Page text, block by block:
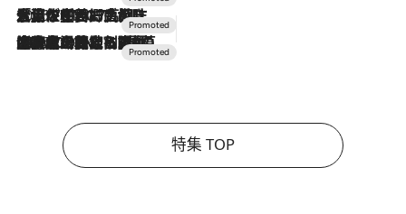
2026.7.17
「土佐和ハーブかき氷」がOMO7高知に登場！生姜、山椒、大葉など目にも舌にも涼を呼ぶ郷土の味
2026.7.10
NEW OPEN！【界 草津】名湯の地に誕生。趣の異なる2種の温泉と上州ならではの会席・蕎麦割烹など美食を味わう究極の癒やし旅
特集 TOP